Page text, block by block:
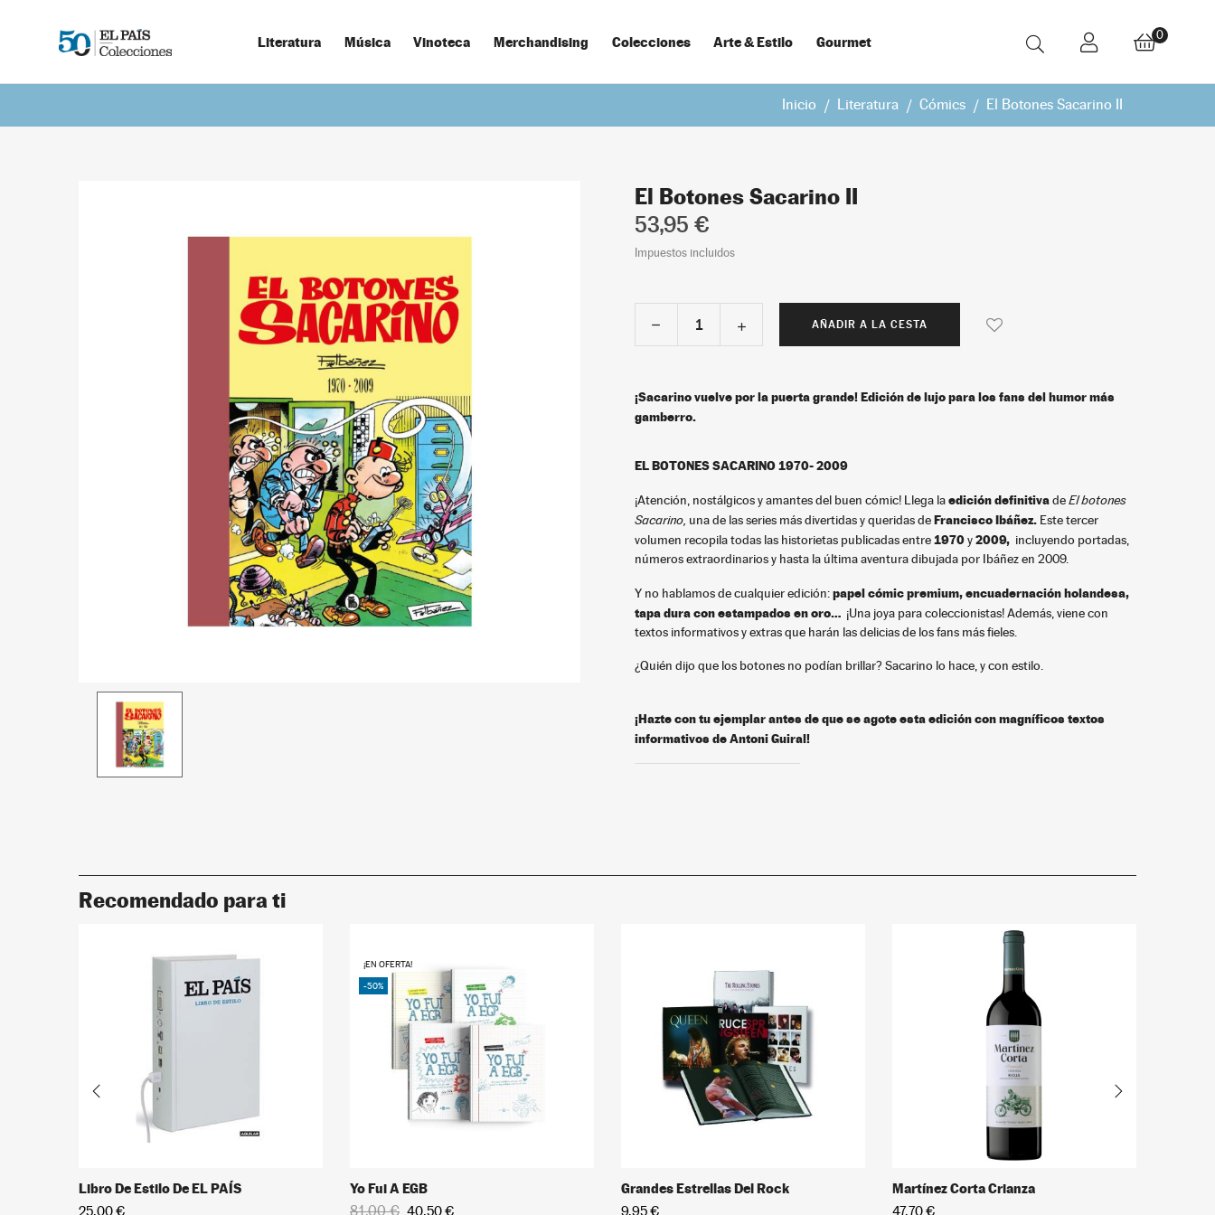
Literatura Música Vinoteca Merchandising Colecciones Arte & Estilo Gourmet 0
Inicio Literatura Cómics El Botones Sacarino II
El Botones Sacarino II
53,95 €
Impuestos incluidos
AÑADIR A LA CESTA
¡Sacarino vuelve por la puerta grande! Edición de lujo para los fans del humor más
gamberro.
EL BOTONES SACARINO 1970- 2009
¡Atención, nostálgicos y amantes del buen cómic! Llega laedición definitivadeEl botones
Sacarino una de las series más divertidas y queridas deFrancisco Ibáñez. Este tercer
volumen recopila todas las historietas publicadas entre1970y2009, incluyendo portadas,
números extraordinarios y hasta la última aventura dibujada por Ibáñez en 2009.
Y no hablamos de cualquier edición:papel cómicpremium,encuadernación holandesa,
tapa dura con estampados en oro… ¡Una joya para coleccionistas! Además, viene con
textos informativos y extras que harán las delicias de los fans más fieles.
¿Quién dijo que los botones no podían brillar? Sacarino lo hace, y con estilo.
¡Hazte con tu ejemplar antes de que se agote esta edición con magníficos textos
informativos de Antoni Guiral!
Recomendado para ti
Libro De Estilo De EL PAÍS
25,00 €
¡EN OFERTA!
-50%
Yo Fui A EGB
81,00 € 40,50 €
Grandes Estrellas Del Rock
9,95 €
Martínez Corta Crianza
47,70 €